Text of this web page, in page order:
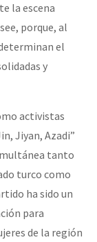
la escena
porque, al
el
y
activistas
Jiyan, Azadi”
tanto
turco como
ha sido un
para
de la región